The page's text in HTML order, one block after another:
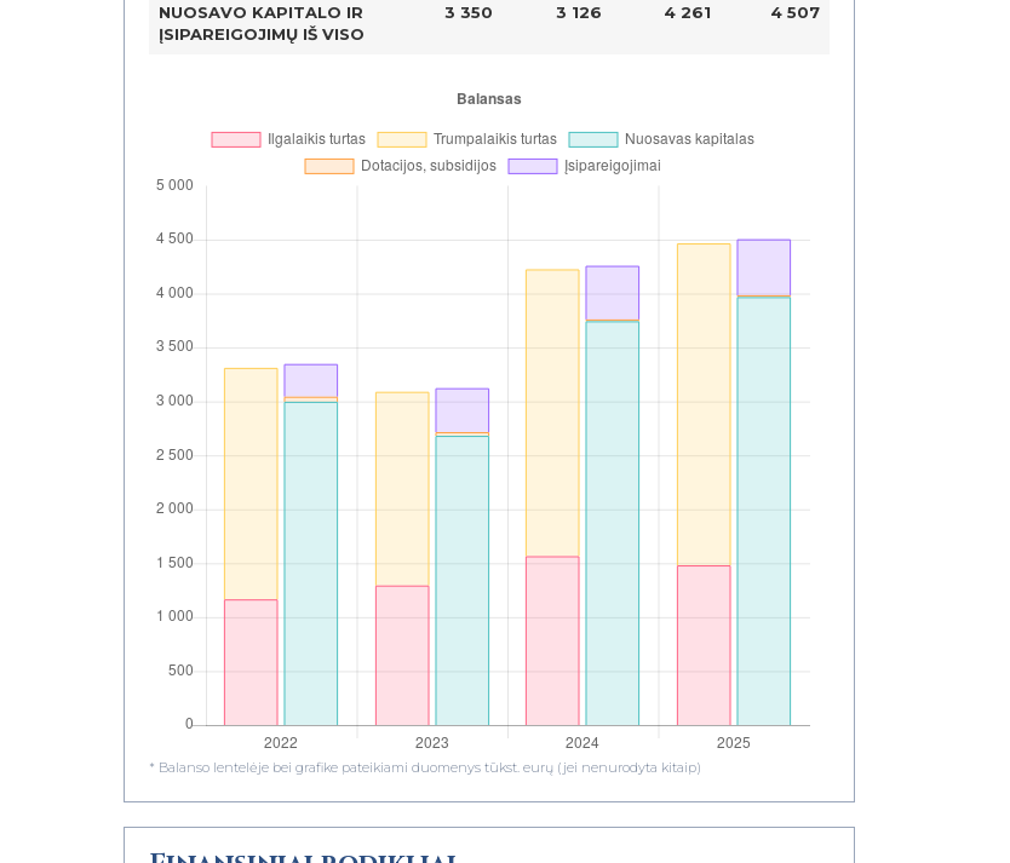
NUOSAVO KAPITALO IR
ĮSIPAREIGOJIMŲ IŠ VISO
3 350 3 126 4 261 4 507
* Balanso lentelėje bei grafike pateikiami duomenys tūkst. eurų (jei nenurodyta kitaip)